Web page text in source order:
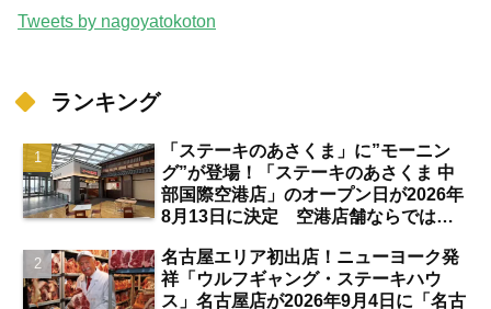
Tweets by nagoyatokoton
ランキング
「ステーキのあさくま」に”モーニン
グ”が登場！「ステーキのあさくま 中
部国際空港店」のオープン日が2026年
8月13日に決定 空港店舗ならではの
名古屋エリア初出店！ニューヨーク発
祥「ウルフギャング・ステーキハウ
ス」名古屋店が2026年9月4日に「名古